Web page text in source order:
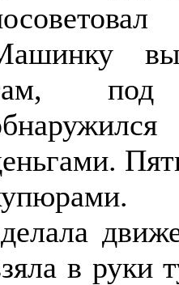
под
в руки